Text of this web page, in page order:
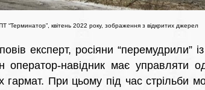
“Терминатор”, квітень 2022 року, зображення з відкритих джерел
експерт, росіяни “перемудрили”
навідник має управляти
гармат. При цьому під час стрільби